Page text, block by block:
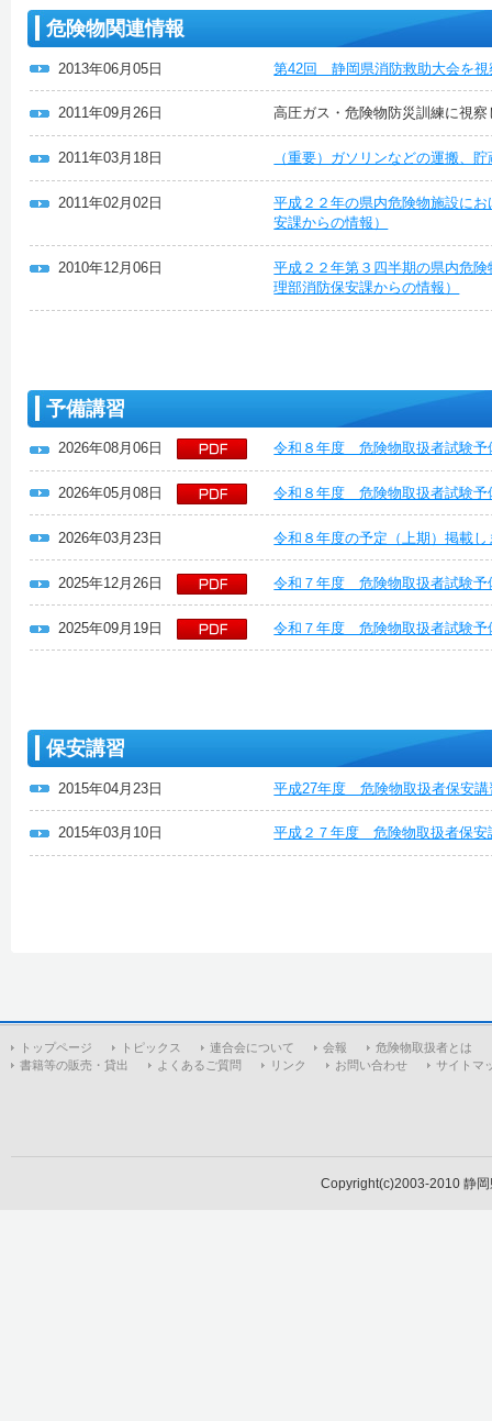
危険物関連情報
2013年06月05日 第42回 静岡県消防救助大会を視
2011年09月26日 高圧ガス・危険物防災訓練に視察
2011年03月18日 （重要）ガソリンなどの運搬、
2011年02月02日
平成２２年の県内危険物施設に
安課からの情報）
2010年12月06日
平成２２年第３四半期の県内危
理部消防保安課からの情報）
予備講習
2026年08月06日 令和８年度 危険物取扱者試験
2026年05月08日 令和８年度 危険物取扱者試験
2026年03月23日 令和８年度の予定（上期）掲載し
2025年12月26日 令和７年度 危険物取扱者試験
2025年09月19日 令和７年度 危険物取扱者試験
保安講習
2015年04月23日 平成27年度 危険物取扱者保安
2015年03月10日 平成２７年度 危険物取扱者保安
トップページ トピックス 連合会について 会報
危険物取扱者とは
書籍等の販売・貸出
よくあるご質問 リンク お問い合わせ サイトマ
Copyright(c)2003-2010 静